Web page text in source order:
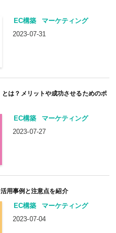
EC構築
マーケティング
2023-07-31
は？メリットや成功させるためのポ
EC構築
マーケティング
2023-07-27
用事例と注意点を紹介
EC構築
マーケティング
2023-07-04